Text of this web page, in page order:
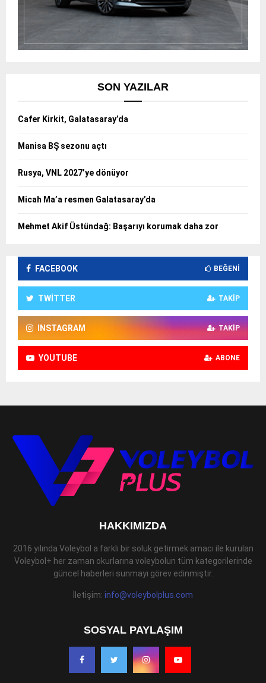
SON YAZILAR
Cafer Kirkit, Galatasaray’da
Manisa BŞ sezonu açtı
Rusya, VNL 2027’ye dönüyor
Micah Ma’a resmen Galatasaray’da
Mehmet Akif Üstündağ: Başarıyı korumak daha zor
FACEBOOK BEĞENI
TWITTER TAKIP
INSTAGRAM TAKIP
YOUTUBE ABONE
HAKKIMIZDA
2016 yılında Voleybol a farklı bir soluk getirmek amacı ile kurulan
Voleybol+ her zaman okurlarına voleybolun tüm kategorilerinde
güncel haberleri sunmayı görev edinmiştir.
İletişim: info@voleybolplus.com
SOSYAL PAYLAŞIM